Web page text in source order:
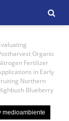
Organic
Fertilizer
in Early
Northern
Blueberry
medioambiente